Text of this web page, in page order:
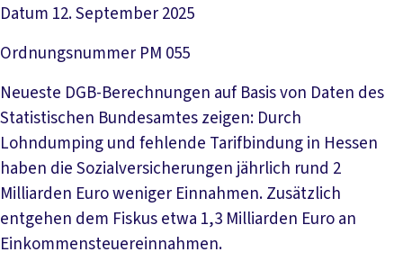
Datum 12. September 2025
Ordnungsnummer PM 055
Neueste DGB-Berechnungen auf Basis von Daten des
Statistischen Bundesamtes zeigen: Durch
Lohndumping und fehlende Tarifbindung in Hessen
haben die Sozialversicherungen jährlich rund 2
Milliarden Euro weniger Einnahmen. Zusätzlich
entgehen dem Fiskus etwa 1,3 Milliarden Euro an
Einkommensteuereinnahmen.